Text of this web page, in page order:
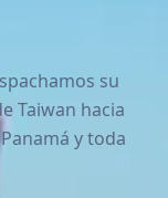
su
Taiwan hacia
y toda